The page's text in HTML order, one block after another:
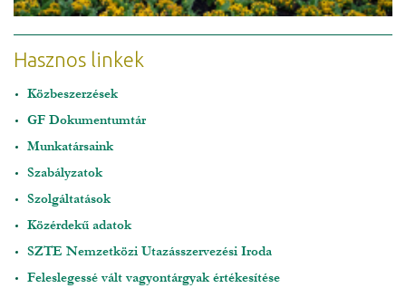
Hasznos linkek
Közbeszerzések
GF Dokumentumtár
Munkatársaink
Szabályzatok
Szolgáltatások
Közérdekű adatok
SZTE Nemzetközi Utazásszervezési Iroda
Feleslegessé vált vagyontárgyak értékesítése